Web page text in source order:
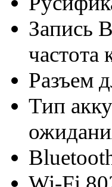
Запись
частота
Разъем
Тип